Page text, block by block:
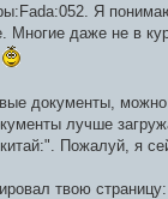
Я
Многие даже не в
документы,
лучше
Пожалуй, я
твою страницу: